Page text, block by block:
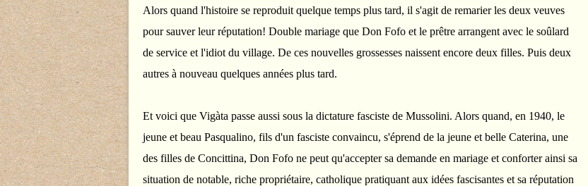
Alors quand l'histoire se reproduit quelque temps plus tard, il s'agit de remarier les deux veuves
pour sauver leur réputation! Double mariage que Don Fofo et le prêtre arrangent avec le soûlard
de service et l'idiot du village. De ces nouvelles grossesses naissent encore deux filles. Puis deux
autres à nouveau quelques années plus tard.
Et voici que Vigàta passe aussi sous la dictature fasciste de Mussolini. Alors quand, en 1940, le
jeune et beau Pasqualino, fils d'un fasciste convaincu, s'éprend de la jeune et belle Caterina, une
des filles de Concittina, Don Fofo ne peut qu'accepter sa demande en mariage et conforter ainsi sa
situation de notable, riche propriétaire, catholique pratiquant aux idées fascisantes et sa réputation